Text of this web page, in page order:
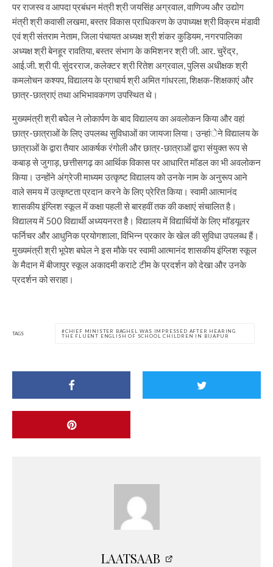
पर राजस्व व आपदा प्रबंधन मंत्री श्री जयसिंह अग्रवाल, वाणिज्य और उद्योग
मंत्री श्री कवासी लखमा, बस्तर विकास प्राधिकरण के उपाध्यक्ष श्री विक्रम मंडावी
एवं श्री संतराम नेताम, जिला पंचायत अध्यक्ष श्री शंकर कुडियम, नगरपालिका
अध्यक्ष श्री बेनहूर रावतिया, बस्तर संभाग के कमिशनर श्री जी. आर. चुरेंद्र,
आई.जी. श्री पी. सुंदरराज, कलेक्टर श्री रितेश अग्रवाल, पुलिस अधीक्षक श्री
कमलोचन कश्यप, विद्यालय के प्राचार्य श्री अमित गांधरला, शिक्षक-शिक्षकाएं और
छात्र-छात्राएं तथा अभिभावकगण उपस्थित थे।
मुख्यमंत्री श्री बघेेल ने लोकार्पण के बाद विद्यालय का अवलोकन किया और वहां
छात्र-छात्राओं के लिए उपलब्ध सुविधाओं का जायजा लिया। उन्हांेने विद्यालय के
छात्राओं के द्वारा तैयार आकर्षक रंगोली और छात्र-छात्राओं द्वारा संयुक्त रूप से
कबाड़ से जुगाड़, छत्तीसगढ़ का आर्थिक विकास पर आधारित मॉडल का भी अवलोकन
किया। उन्होंने अंग्रेजी माध्यम उत्कृष्ट विद्यालय को उनके नाम के अनुरूप आने
वाले समय में उत्कृष्टता प्रदान करने के लिए प्रेरित किया। स्वामी आत्मानंद
शासकीय इंग्लिश स्कूल में कक्षा पहली से बारहवीं तक की कक्षाएं संचालित है।
विद्यालय में 500 विद्यार्थी अध्ययनरत है। विद्यालय में विद्यार्थियों के लिए मॉडयूलर
फर्निचर और आधुनिक प्रयोगशाला, विभिन्न प्रकार के खेल की सुविधा उपलब्ध हैं।
मुख्यमंत्री श्री भूपेश बघेल ने इस मौके पर स्वामी आत्मानंद शासकीय इंग्लिश स्कूल
के मैदान में बीजापुर स्कूल अकादमी कराटे टीम के प्रदर्शन को देखा और उनके
प्रदर्शन को सराहा।
TAGS
CHIEF MINISTER BAGHEL WAS IMPRESSED AFTER HEARING
THE FLUENT ENGLISH OF SCHOOL CHILDREN IN BIJAPUR
LAATSAAB